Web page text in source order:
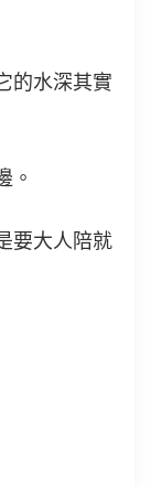
的水深其實
。
要大人陪就